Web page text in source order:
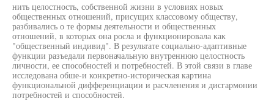
нить целостность, собственной жизни в условиях новых
общественных отношений, присущих классовому обществу,
разбивались о те формы деятельности и общественных
отношений, в которых она росла и функционировала как
"общественный индивид". В результате социально-адаптивные
функции разъедали первоначальную внутреннюю целостность
личности, ее способностей и потребностей. В этой связи в главе
исследована обше-и конкретно-историческая картина
функциональной дифференциации и расчленения и дисгармонии
потребностей и способностей.